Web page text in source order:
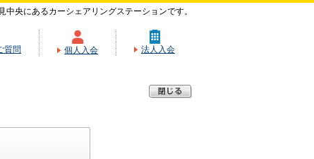
央にあるカーシェアリングステーションです。
質問 個人入会 法人入会